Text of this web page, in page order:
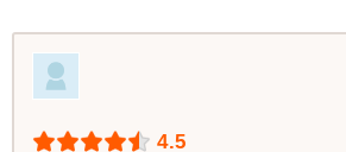
4.5